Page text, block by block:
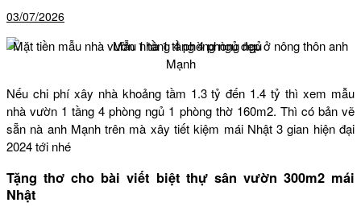
03/07/2026
Mặt tiền mẫu nhà vườn 1 tầng 4 phòng ngủ đẹp ở nông thôn anh
Mạnh
Nếu chi phí xây nhà khoảng tầm 1.3 tỷ đến 1.4 tỷ thì xem mẫu
nhà vườn 1 tầng 4 phòng ngủ 1 phòng thờ 160m2. Thì có bản vẽ
sẵn nà anh Mạnh trên mà xây tiết kiệm mái Nhật 3 gian hiện đại
2024 tới nhé
Tặng thơ cho bài viết biệt thự sân vườn 300m2 mái
Nhật